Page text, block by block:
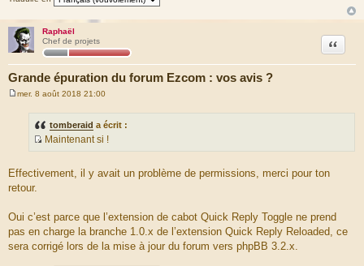
Raphaël
Chef de projets
Grande épuration du forum Ezcom : vos avis ?
Citation
mer. 8 août 2018 21:00
tomberaid a écrit :
u
e
d
u
Maintenant si !
Effectivement, il y avait un problème de permissions, merci pour ton
retour.
Oui c’est parce que l’extension de cabot Quick Reply Toggle ne prend
pas en charge la branche 1.0.x de l’extension Quick Reply Reloaded, ce
sera corrigé lors de la mise à jour du forum vers phpBB 3.2.x.